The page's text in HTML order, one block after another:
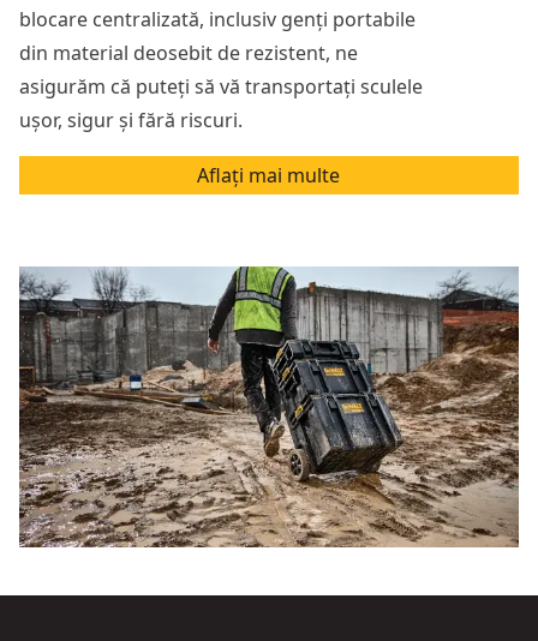
blocare centralizată, inclusiv genți portabile
din material deosebit de rezistent, ne
asigurăm că puteți să vă transportați sculele
ușor, sigur și fără riscuri.
Aflați mai multe